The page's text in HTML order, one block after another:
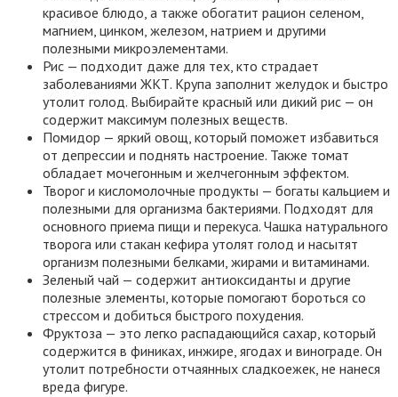
красивое блюдо, а также обогатит рацион селеном,
магнием, цинком, железом, натрием и другими
полезными микроэлементами.
Рис — подходит даже для тех, кто страдает
заболеваниями ЖКТ. Крупа заполнит желудок и быстро
утолит голод. Выбирайте красный или дикий рис — он
содержит максимум полезных веществ.
Помидор — яркий овощ, который поможет избавиться
от депрессии и поднять настроение. Также томат
обладает мочегонным и желчегонным эффектом.
Творог и кисломолочные продукты — богаты кальцием и
полезными для организма бактериями. Подходят для
основного приема пищи и перекуса. Чашка натурального
творога или стакан кефира утолят голод и насытят
организм полезными белками, жирами и витаминами.
Зеленый чай — содержит антиоксиданты и другие
полезные элементы, которые помогают бороться со
стрессом и добиться быстрого похудения.
Фруктоза — это легко распадающийся сахар, который
содержится в финиках, инжире, ягодах и винограде. Он
утолит потребности отчаянных сладкоежек, не нанеся
вреда фигуре.